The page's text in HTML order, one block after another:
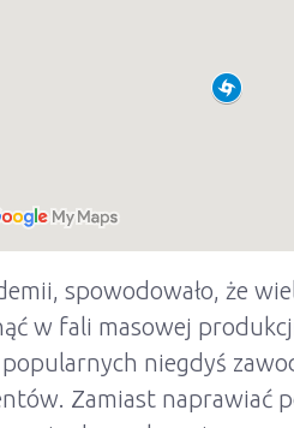
spowodowało, że
w fali masowej
niegdyś
Zamiast naprawiać